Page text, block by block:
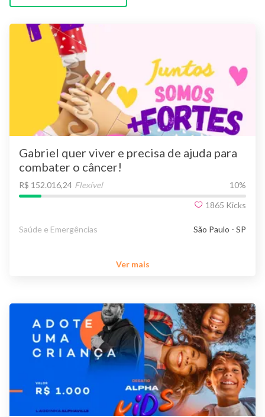
Gabriel quer viver e precisa de ajuda para
combater o câncer!
R$ 152.016,24 Flexível 10%
1865 Kicks
Saúde e Emergências São Paulo - SP
Ver mais